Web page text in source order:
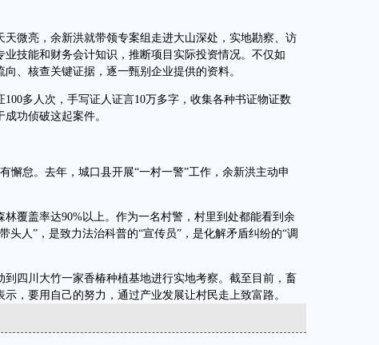
微亮，余新洪就带领专案组走进大山深处，实地勘察、访
技能和财务会计知识，推断项目实际投资情况。不仅如
、核查关键证据，逐一甄别企业提供的资料。
多人次，手写证人证言10万多字，收集各种书证物证数
功侦破这起案件。
怠。去年，城口县开展“一村一警”工作，余新洪主动申
盖率达90%以上。作为一名村警，村里到处都能看到余
头人”，是致力法治科普的“宣传员”，是化解矛盾纠纷的“调
四川大竹一家香椿种植基地进行实地考察。截至目前，畜
，要用自己的努力，通过产业发展让村民走上致富路。